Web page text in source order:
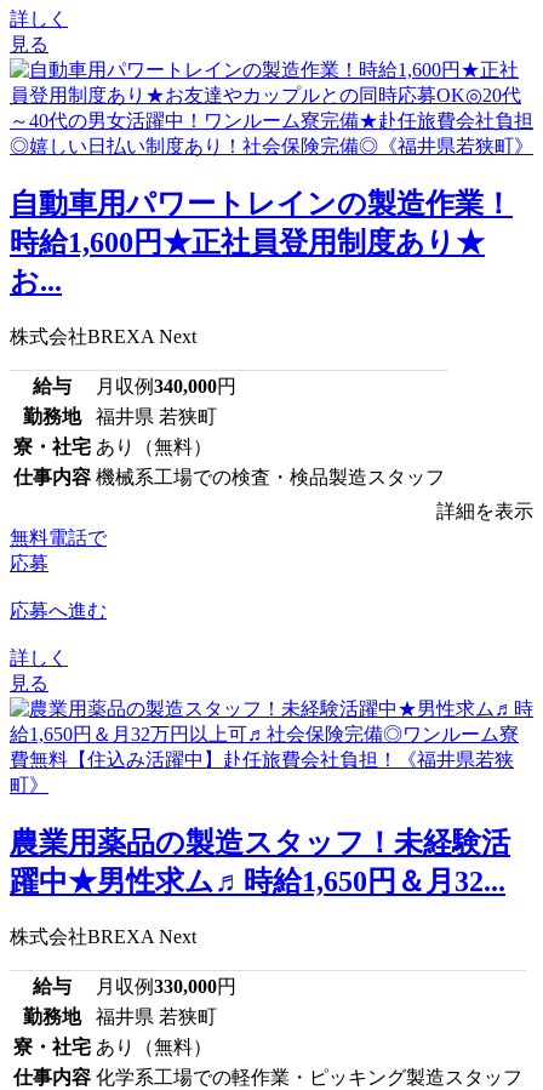
詳しく
見る
⾃動⾞⽤パワートレインの製造作業！
時給1,600円★正社員登用制度あり★
お...
株式会社BREXA Next
給与 月収例340,000円
勤務地
福井県 若狭町
寮・社宅 あり（無料）
仕事内容 機械系工場での検査・検品製造スタッフ
詳細を表示
無料電話で
応募
応募へ進む
詳しく
見る
農業用薬品の製造スタッフ！未経験活
躍中★男性求ム♬時給1,650円＆月32...
株式会社BREXA Next
給与 月収例330,000円
勤務地
福井県 若狭町
寮・社宅 あり（無料）
仕事内容 化学系工場での軽作業・ピッキング製造スタッフ